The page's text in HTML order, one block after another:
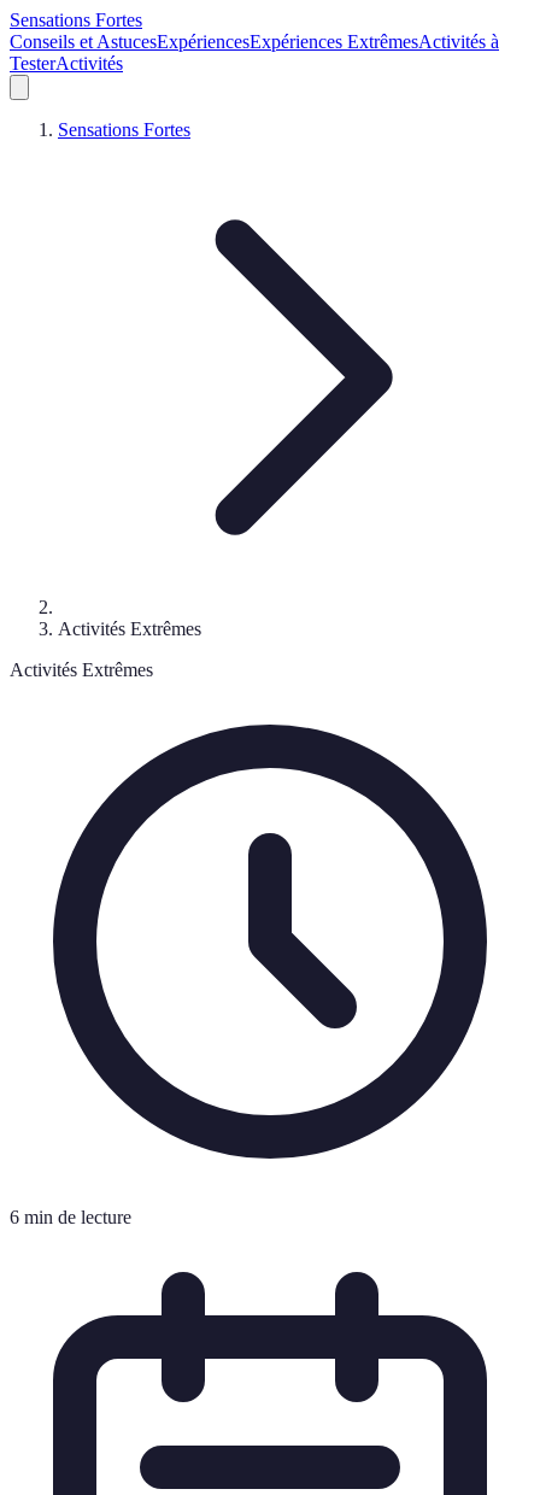
Sensations Fortes
Conseils et AstucesExpériencesExpériences ExtrêmesActivités à
TesterActivités
Sensations Fortes
Activités Extrêmes
Activités Extrêmes
6 min de lecture